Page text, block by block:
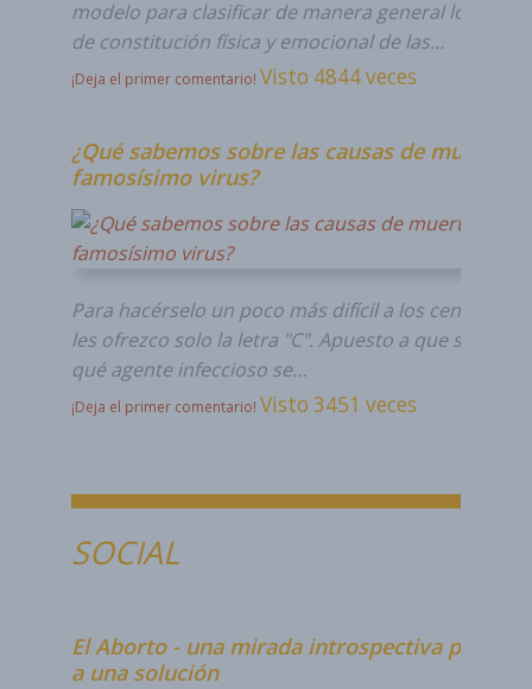
modelo para clasificar de manera general los
de constitución física y emocional de las…
¡Deja el primer comentario! Visto 4844 veces
¿Qué sabemos sobre las causas de muerte
famosísimo virus?
Para hacérselo un poco más difícil a los
les ofrezco solo la letra "C". Apuesto a que sabes de
qué agente infeccioso se…
¡Deja el primer comentario! Visto 3451 veces
SOCIAL
El Aborto - una mirada introspectiva para
a una solución